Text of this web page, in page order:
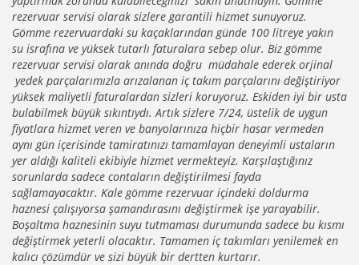
rezervuar servisi olarak sizlere garantili hizmet sunuyoruz.
Gömme rezervuardaki su kaçaklarından günde 100 litreye yakın
su israfına ve yüksek tutarlı faturalara sebep olur. Biz gömme
rezervuar servisi olarak anında doğru müdahale ederek orjinal
yedek parçalarımızla arızalanan iç takım parçalarını değiştiriyor
yüksek maliyetli faturalardan sizleri koruyoruz. Eskiden iyi bir usta
bulabilmek büyük sıkıntıydı. Artık sizlere 7/24, üstelik de uygun
fiyatlara hizmet veren ve banyolarınıza hiçbir hasar vermeden
aynı gün içerisinde tamiratınızı tamamlayan deneyimli ustaların
yer aldığı kaliteli ekibiyle hizmet vermekteyiz. Karşılaştığınız
sorunlarda sadece contaların değiştirilmesi fayda
sağlamayacaktır. Kale gömme rezervuar içindeki doldurma
haznesi çalışıyorsa şamandırasını değiştirmek işe yarayabilir.
Boşaltma haznesinin suyu tutmaması durumunda sadece bu kısmı
değiştirmek yeterli olacaktır. Tamamen iç takımları yenilemek en
kalıcı çözümdür ve sizi büyük bir dertten kurtarır.